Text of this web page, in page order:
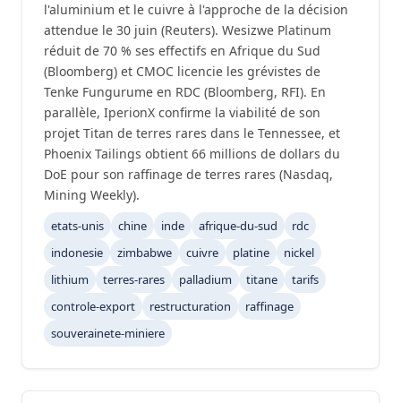
l'aluminium et le cuivre à l'approche de la décision
attendue le 30 juin (Reuters). Wesizwe Platinum
réduit de 70 % ses effectifs en Afrique du Sud
(Bloomberg) et CMOC licencie les grévistes de
Tenke Fungurume en RDC (Bloomberg, RFI). En
parallèle, IperionX confirme la viabilité de son
projet Titan de terres rares dans le Tennessee, et
Phoenix Tailings obtient 66 millions de dollars du
DoE pour son raffinage de terres rares (Nasdaq,
Mining Weekly).
etats-unis chine inde afrique-du-sud
rdc
indonesie
zimbabwe cuivre platine
nickel
lithium
terres-rares palladium titane
tarifs
controle-export
restructuration
raffinage
souverainete-miniere